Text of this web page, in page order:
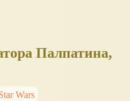
Палпатина,
Wars